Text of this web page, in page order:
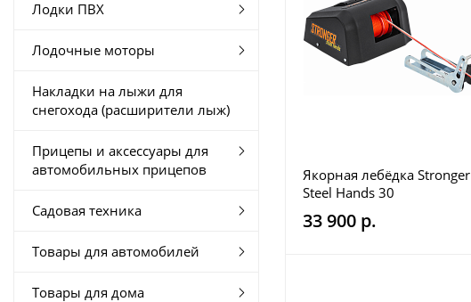
Лодки ПВХ
Лодочные моторы
Накладки на лыжи для
снегохода (расширители лыж)
Прицепы и аксессуары для
автомобильных прицепов
Садовая техника
Товары для автомобилей
Товары для дома
Якорная лебёдка Stronger
Steel Hands 30
33 900 р.